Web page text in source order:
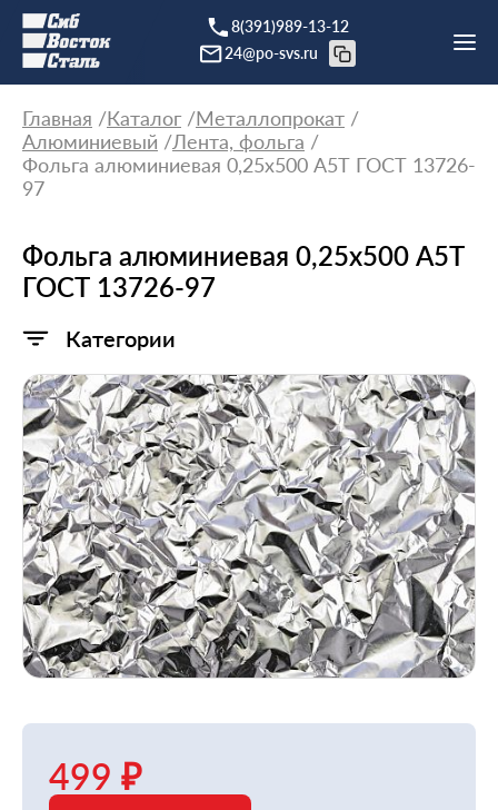
8(391)989-13-12
24@po-svs.ru
Главная Каталог
Металлопрокат
Алюминиевый
Лента, фольга
Фольга алюминиевая 0,25х500 А5Т ГОСТ 13726-
97
Фольга алюминиевая 0,25х500 А5Т
ГОСТ 13726-97
Категории
499 ₽